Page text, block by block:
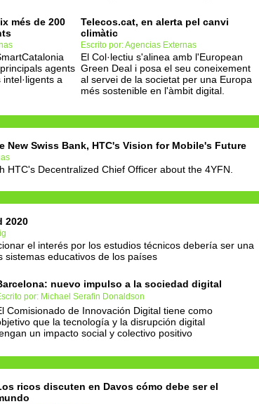
més de 200
agents
a
Telecos.cat, en alerta pel canvi
climàtic
Escrito por: Agencias Externas
El Col·lectiu s'alinea amb l'European
Green Deal i posa el seu coneixement
al servei de la societat per una Europa
més sostenible en l'àmbit digital.
New Swiss Bank, HTC's Vision for Mobile's Future
HTC's Decentralized Chief Officer about the 4YFN.
2020
el interés por los estudios técnicos debería ser una
sistemas educativos de los países
nuevo impulso a la sociedad digital
por: Michael Serafin Donaldson
Comisionado de Innovación Digital tiene como
que la tecnología y la disrupción digital
un impacto social y colectivo positivo
ricos discuten en Davos cómo debe ser el